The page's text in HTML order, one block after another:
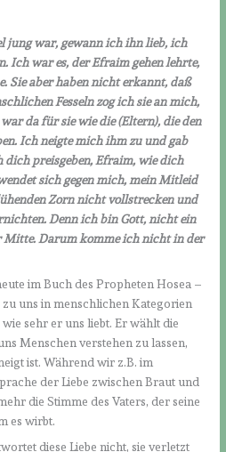
jung war, gewann ich ihn lieb, ich
Ich war es, der Efraim gehen lehrte,
Sie aber haben nicht erkannt, daß
Fesseln zog ich sie an mich,
da für sie wie die (Eltern), die den
Ich neigte mich ihm zu und gab
dich preisgeben, Efraim, wie dich
sich gegen mich, mein Mitleid
Zorn nicht vollstrecken und
Denn ich bin Gott, nicht ein
Mitte. Darum komme ich nicht in der
im Buch des Propheten Hosea –
uns in menschlichen Kategorien
sehr er uns liebt. Er wählt die
Menschen verstehen zu lassen,
ist. Während wir z.B. im
der Liebe zwischen Braut und
die Stimme des Vaters, der seine
es wirbt.
diese Liebe nicht, sie verletzt